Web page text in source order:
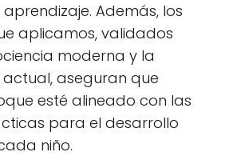
Además, los
aplicamos, validados
moderna y la
aseguran que
esté alineado con las
para el desarrollo
niño.